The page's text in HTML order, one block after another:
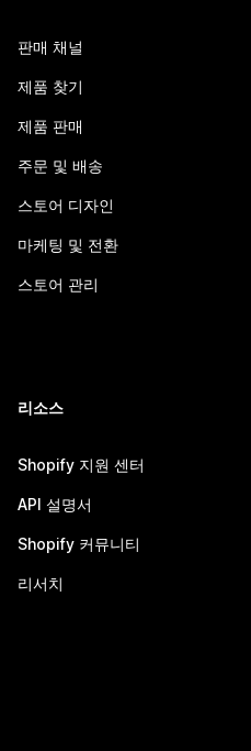
판매 채널
제품 찾기
제품 판매
주문 및 배송
스토어 디자인
마케팅 및 전환
스토어 관리
리소스
Shopify 지원 센터
API 설명서
Shopify 커뮤니티
리서치